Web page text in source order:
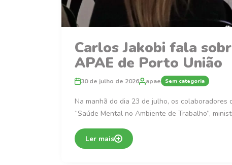
Carlos Jakobi fala
APAE de Porto União
30 de julho de 2026 apae Sem categoria
Na manhã do dia 23 de julho, os
“Saúde Mental no Ambiente de Trabalho”,
Ler mais